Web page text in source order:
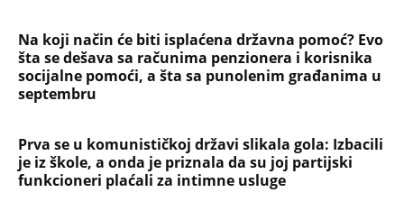
Na koji način će biti isplaćena državna pomoć? Evo
šta se dešava sa računima penzionera i korisnika
socijalne pomoći, a šta sa punolenim građanima u
septembru
Prva se u komunističkoj državi slikala gola: Izbacili
je iz škole, a onda je priznala da su joj partijski
funkcioneri plaćali za intimne usluge